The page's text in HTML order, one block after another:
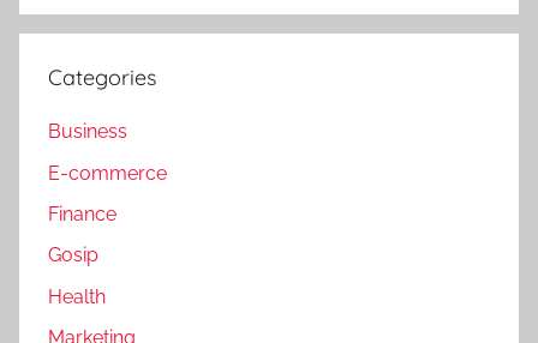
Categories
Business
E-commerce
Finance
Gosip
Health
Marketing